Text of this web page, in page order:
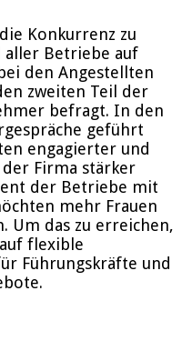
Konkurrenz zu
Betriebe auf
den Angestellten
zweiten Teil der
befragt. In den
geführt
engagierter und
Firma stärker
der Betriebe mit
mehr Frauen
Um das zu erreichen,
flexible
Führungskräfte und